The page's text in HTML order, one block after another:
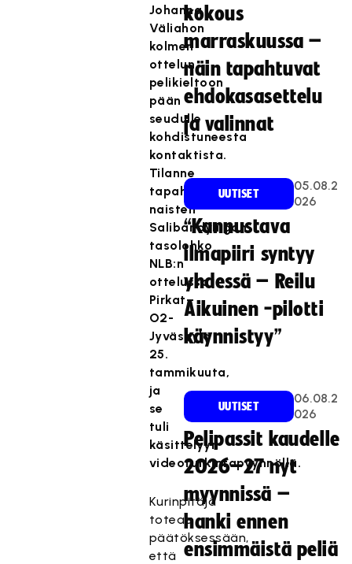
Johanna
Väliahon
kolmen
ottelun
pelikieltoon
pään
seudulle
kohdistuneesta
kontaktista.
Tilanne
tapahtui
naisten
Salibandyliigan
tasolohko
NLB:n
ottelussa
Pirkat–
O2-
Jyväskylä
25.
tammikuuta,
ja
se
tuli
käsittelyyn
videotutkintapyynnöllä.
Kurinpitäjä
toteaa
päätöksessään,
että
kokous
marraskuussa –
näin tapahtuvat
ehdokasasettelu
ja valinnat
UUTISET
05.08.2
026
“Kannustava
ilmapiiri syntyy
yhdessä – Reilu
Aikuinen -pilotti
käynnistyy”
UUTISET
06.08.2
026
Pelipassit kaudelle
2026–27 nyt
myynnissä –
hanki ennen
ensimmäistä peliä